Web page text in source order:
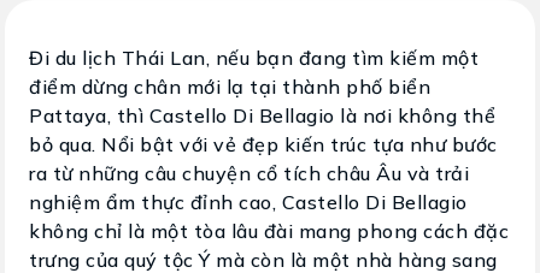
Liên hệ
Đi du lịch Thái Lan, nếu bạn đang tìm kiếm một
điểm dừng chân mới lạ tại thành phố biển
Pattaya, thì Castello Di Bellagio là nơi không thể
bỏ qua. Nổi bật với vẻ đẹp kiến trúc tựa như bước
ra từ những câu chuyện cổ tích châu Âu và trải
nghiệm ẩm thực đỉnh cao, Castello Di Bellagio
không chỉ là một tòa lâu đài mang phong cách đặc
trưng của quý tộc Ý mà còn là một nhà hàng sang